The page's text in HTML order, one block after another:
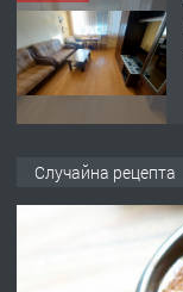
Случайна рецепта